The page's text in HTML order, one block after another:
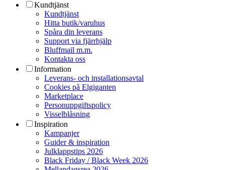
Kundtjänst
Kundtjänst
Hitta butik/varuhus
Spåra din leverans
Support via fjärrhjälp
Bluffmail m.m.
Kontakta oss
Information
Leverans- och installationsavtal
Cookies på Elgiganten
Marketplace
Personuppgiftspolicy
Visselblåsning
Inspiration
Kampanjer
Guider & inspiration
Julklappstips 2026
Black Friday / Black Week 2026